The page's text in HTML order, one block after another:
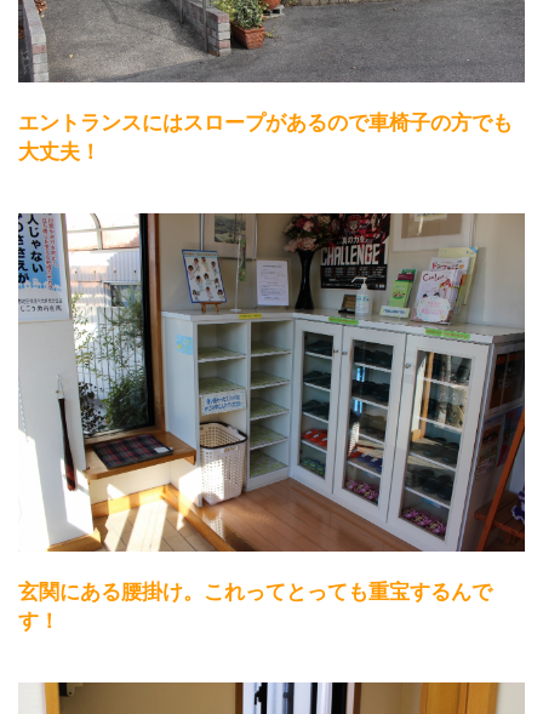
エントランスにはスロープがあるので車椅子の方でも
大丈夫！
玄関にある腰掛け。これってとっても重宝するんで
す！